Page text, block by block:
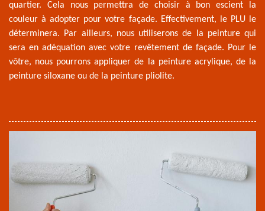
quartier. Cela nous permettra de choisir à bon escient la
couleur à adopter pour votre façade. Effectivement, le PLU le
déterminera. Par ailleurs, nous utiliserons de la peinture qui
sera en adéquation avec votre revêtement de façade. Pour le
vôtre, nous pourrons appliquer de la peinture acrylique, de la
peinture siloxane ou de la peinture pliolite.